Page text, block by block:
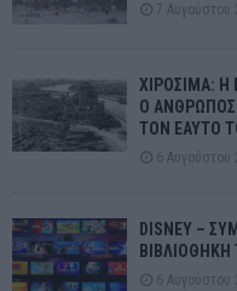
7 Αυγούστου
ΧΙΡΟΣΙΜΑ:
Ο ΑΝΘΡΩΠΟΣ
ΤΟΝ ΕΑΥΤΟ
6 Αυγούστου
DISNEY –
6 Αυγούστου